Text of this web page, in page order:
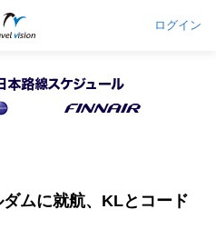
ログイン
ムに就航、KLとコード